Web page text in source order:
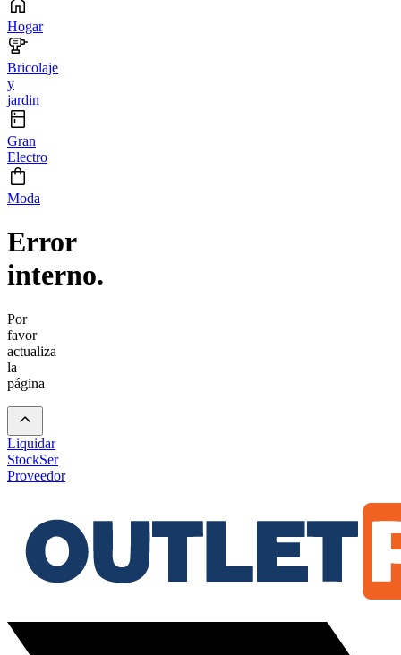
Hogar
Bricolaje
y
jardin
Gran
Electro
Moda
Error
interno.
Por
favor
actualiza
la
página
Liquidar
StockSer
Proveedor